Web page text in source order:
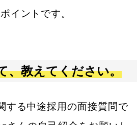
イントです。
、教えてください。
する中途採用の面接質問で